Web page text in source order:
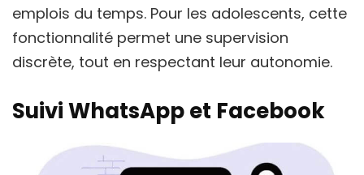
emplois du temps. Pour les adolescents, cette
fonctionnalité permet une supervision
discrète, tout en respectant leur autonomie.
Suivi WhatsApp et Facebook